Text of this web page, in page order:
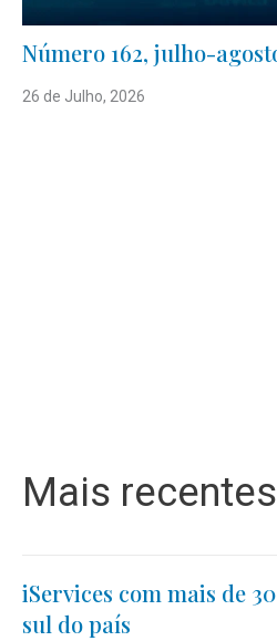
Número 162, julho-
26 de Julho, 2026
Mais recentes
iServices com mais de
sul do país